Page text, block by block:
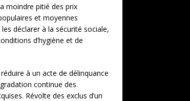
moindre pitié des prix
et moyennes
déclarer à la sécurité sociale,
d’hygiène et de
à un acte de délinquance
continue des
Révolte des exclus d’un